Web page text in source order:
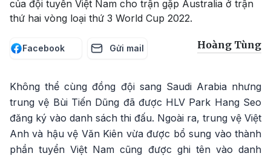
của đội tuyển Việt Nam cho trận gặp Australia ở trận
thứ hai vòng loại thứ 3 World Cup 2022.
Facebook Gửi mail Hoàng Tùng
Không thể cùng đồng đội sang Saudi Arabia nhưng
trung vệ Bùi Tiến Dũng đã được HLV Park Hang Seo
đăng ký vào danh sách thi đấu. Ngoài ra, trung vệ Việt
Anh và hậu vệ Văn Kiên vừa được bổ sung vào thành
phần tuyển Việt Nam cũng được ghi tên vào danh